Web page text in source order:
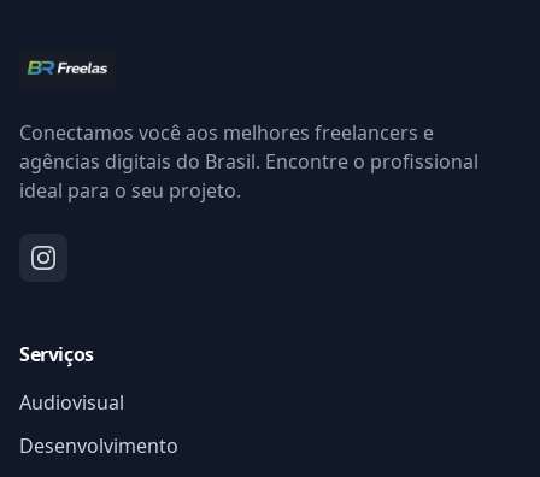
Conectamos você aos melhores freelancers e
agências digitais do Brasil. Encontre o profissional
ideal para o seu projeto.
Serviços
Audiovisual
Desenvolvimento